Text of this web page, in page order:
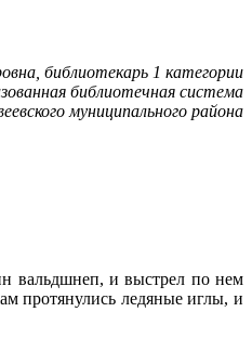
библиотекарь 1 категории
библиотечная система
муниципального района
вальдшнеп, и выстрел по нем
протянулись ледяные иглы, и